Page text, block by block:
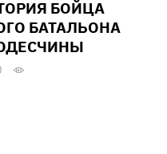
БОЙЦА
БАТАЛЬОНА